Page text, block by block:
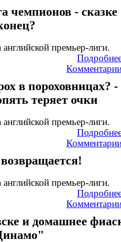
чемпионов - сказке
премьер-лиги.
в пороховницах? -
теряет очки
премьер-лиги.
премьер-лиги.
и домашнее